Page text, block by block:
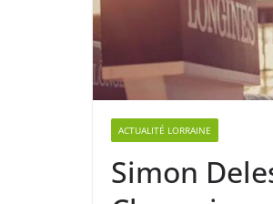
ACTUALITÉ LORRAINE
Simon